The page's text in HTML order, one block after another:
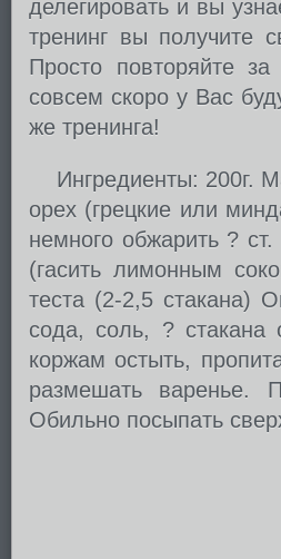
делегировать и вы
тренинг вы получите
Просто повторяйте
совсем скоро у Вас
же тренинга!
Ингредиенты: 200г.
орех (грецкие или
немного обжарить ?
(гасить лимонным
теста (2-2,5 стакана)
сода, соль, ? стакана
коржам остыть,
размешать варенье.
Обильно посыпать